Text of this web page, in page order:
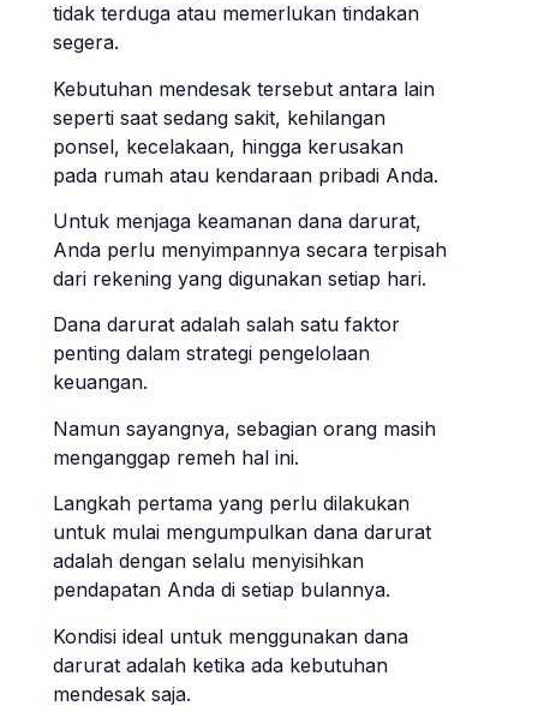
tidak terduga atau memerlukan tindakan
segera.
Kebutuhan mendesak tersebut antara lain
seperti saat sedang sakit, kehilangan
ponsel, kecelakaan, hingga kerusakan
pada rumah atau kendaraan pribadi Anda.
Untuk menjaga keamanan dana darurat,
Anda perlu menyimpannya secara terpisah
dari rekening yang digunakan setiap hari.
Dana darurat adalah salah satu faktor
penting dalam strategi pengelolaan
keuangan.
Namun sayangnya, sebagian orang masih
menganggap remeh hal ini.
Langkah pertama yang perlu dilakukan
untuk mulai mengumpulkan dana darurat
adalah dengan selalu menyisihkan
pendapatan Anda di setiap bulannya.
Kondisi ideal untuk menggunakan dana
darurat adalah ketika ada kebutuhan
mendesak saja.